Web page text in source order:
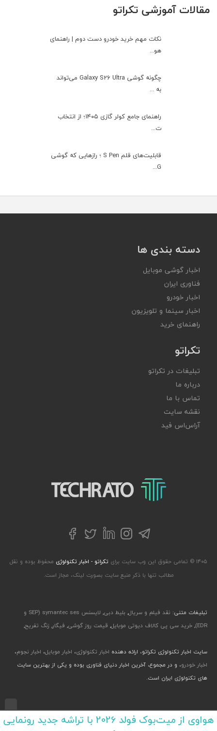
مقالات آموزشی تکراتو
نکات مهم خرید خودرو دست دوم | راهنمای
هو...
چگونه گوشی Galaxy S26 Ultra می‌تواند
به ...
راهنمای جامع کولر گازی ۱۴۰۵؛ از انتخاب
ت...
قابلیت‌های قلم S Pen ؛ رازهایی که گوشی
G...
دسته بندی ها
اخبار گوشی موبایل
فناوری ایران
اخبار خودرو
اخبار سینما و تلویزیون
راهنمای خرید
تکراتو
تبلیغات در تکراتو
درباره ما
تماس با ما
نقشه سایت
آر‌اس‌اس فید
تکراتو – زندگی با تکنولوژی
تلگراماینستاگرام
لینکداینتوییترفیسبوک
۱۴۰۵ © تمامی حقوق این وب سایت برای تکراتو - اخبار تکنولوژی محفوظ بوده و نقل
مطالب تنها با ذکر منبع سایت بصورت لینک، مجاز است.
تبلیغات متنی: نقد فیلم و سریال, بلیط دبی,
لایسنس symantec ses (SEP و
EDR)
, خرید سی پی کالاف دیوتی موبایل, قیمت روز گوشی, فیگار, زنگ تفریح,
سایت اخبار تکنولوژی تکراتو، ارائه دهنده اخبار تکنولوژی، اخبار موبایل، اخبار نجوم،
اخبار خودرو، و در مجموع، آخرین اخبار دنیای فناوری بوده و یکی از بهترین سایت
های تکنولوژی ایران است.
طراحی رابط کاربری و تجربی توسط جواد صابری، گروه افرو - اجرا با طراحی وب پارسا
هواوی از میت‌بوک فولد 2026 با تراشه جدید رونمایی